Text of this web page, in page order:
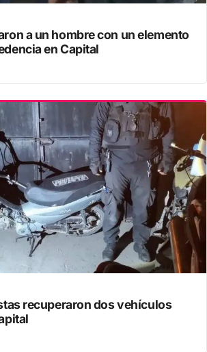
a un hombre con un elemento
en Capital
recuperaron dos vehículos